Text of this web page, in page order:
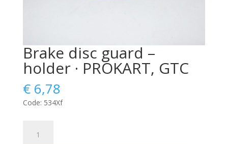
Brake disc guard –
holder · PROKART, GTC
€6,78
Code: 534Xf